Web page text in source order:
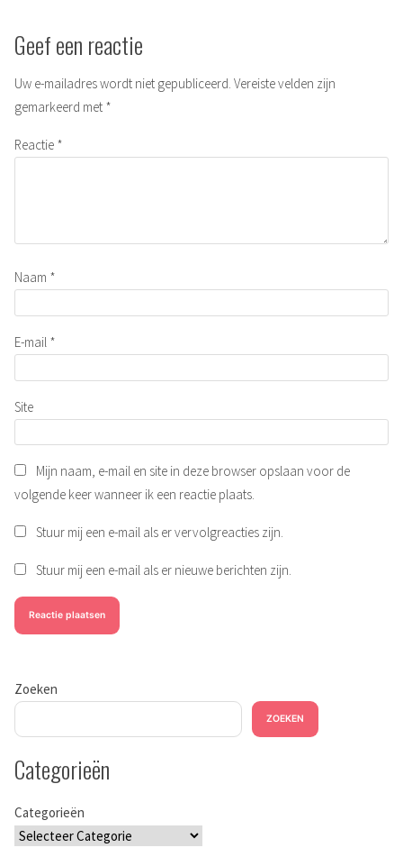
Geef een reactie
Uw e-mailadres wordt niet gepubliceerd. Vereiste velden zijn
gemarkeerd met *
Reactie *
Naam *
E-mail *
Site
Mijn naam, e-mail en site in deze browser opslaan voor de
volgende keer wanneer ik een reactie plaats.
Stuur mij een e-mail als er vervolgreacties zijn.
Stuur mij een e-mail als er nieuwe berichten zijn.
Zoeken
ZOEKEN
Categorieën
Categorieën